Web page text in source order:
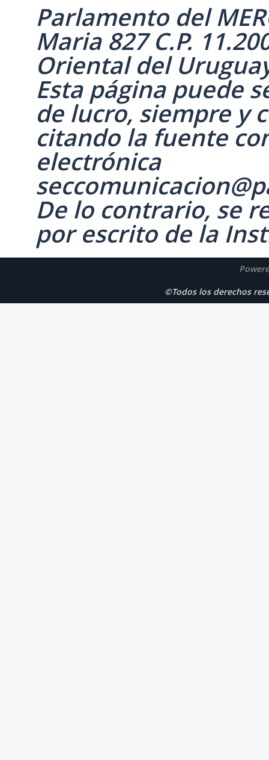
Parlamento del
Maria 827 C.P.
Oriental del
Esta página puede
de lucro, siempre y
citando la fuente
electrónica
De lo contrario, se
por escrito de la
©Todos los derechos